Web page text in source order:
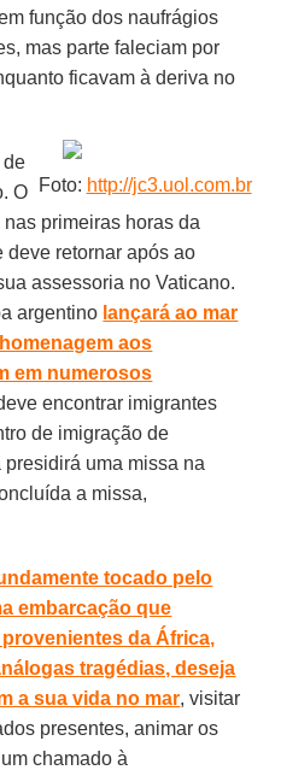
função dos naufrágios
mas parte faleciam por
ficavam à deriva no
Foto: http://jc3.uol.com.br
de
O
primeiras horas da
deve retornar após ao
assessoria no Vaticano.
argentino lançará ao mar
aos
em numerosos
encontrar imigrantes
de imigração de
uma missa na
a missa,
tocado pelo
embarcação que
da África,
tragédias, deseja
a sua vida no mar, visitar
presentes, animar os
chamado à